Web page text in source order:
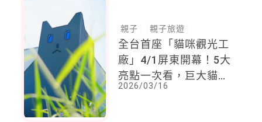
親子 親子旅遊
全台首座「貓咪觀光工
廠」4/1屏東開幕！5大
亮點一次看，巨大貓咪
萌翻天，親子出遊必到
2026/03/16